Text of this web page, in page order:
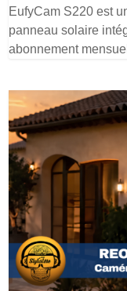
EufyCam S220 est
panneau solaire
abonnement